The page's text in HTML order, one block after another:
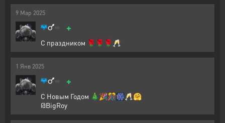
9 Мар 2025
+
С праздником 🌹🌹🌹🥂
1 Янв 2025
+
С Новым Годом 🎄🎉🎊🎆🥂🤗
@BigRoy